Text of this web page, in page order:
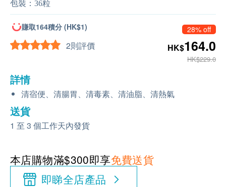
包裝： 36粒
賺取164積分 (HK$1)
2則評價
28% off
HK$164.0
HK$229.0
詳情
清宿便、清腸胃、清毒素、清油脂、清熱氣
送貨
1 至 3 個工作天內發貨
本店購物滿$300即享免費送貨
即睇全店產品